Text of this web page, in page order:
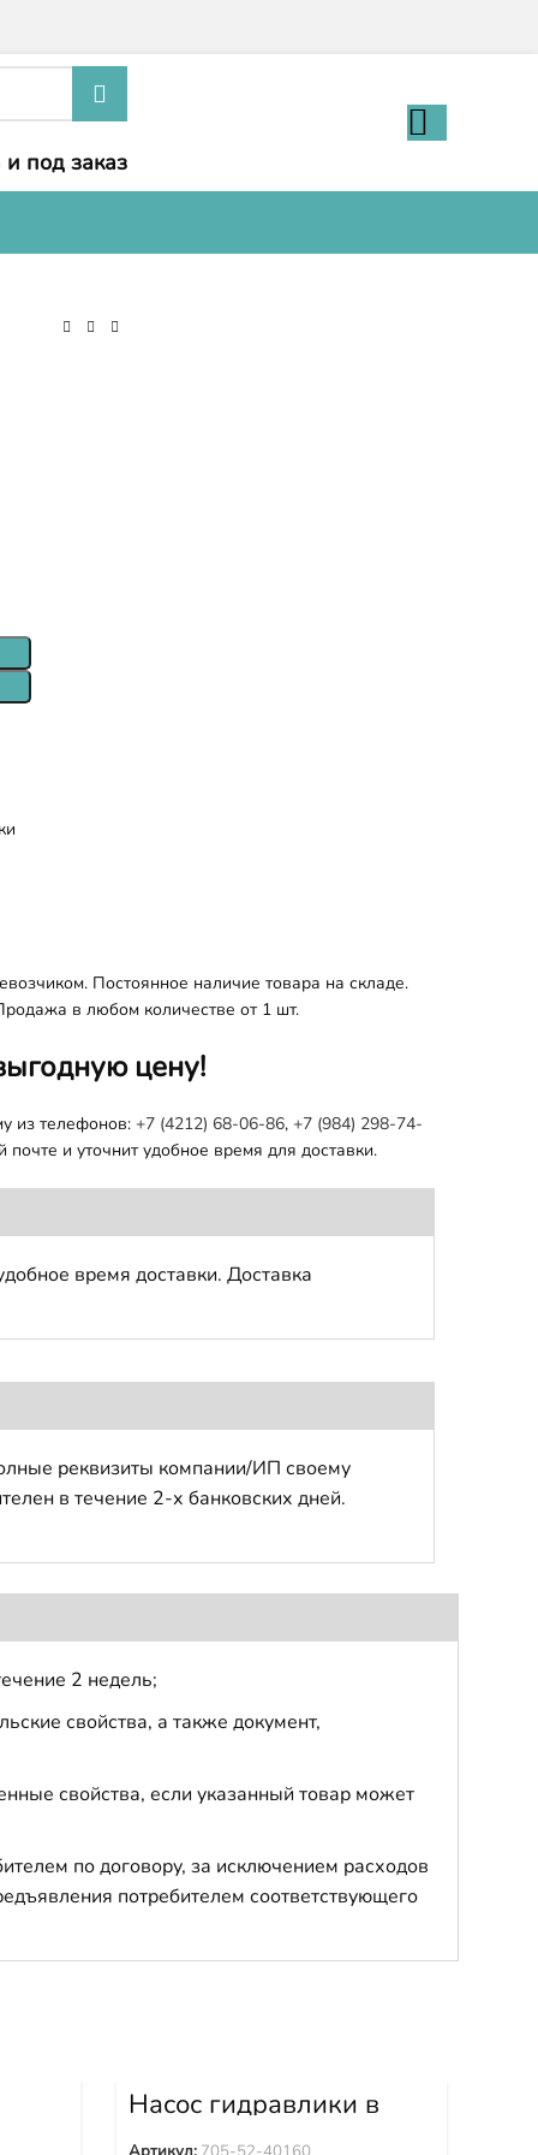
под заказ
Постоянное наличие товара на складе.
в любом количестве от 1 шт.
цену!
из телефонов: +7 (4212) 68-06-86, +7 (984) 298-74-
и уточнит удобное время для доставки.
время доставки. Доставка
реквизиты компании/ИП своему
в течение 2-х банковских дней.
2 недель;
свойства, а также документ,
свойства, если указанный товар может
по договору, за исключением расходов
потребителем соответствующего
6
Насос гидравлики в
сборе D155A-3 D155A-
5 705-52-40160